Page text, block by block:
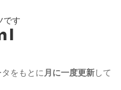
です
をもとに月に一度更新して